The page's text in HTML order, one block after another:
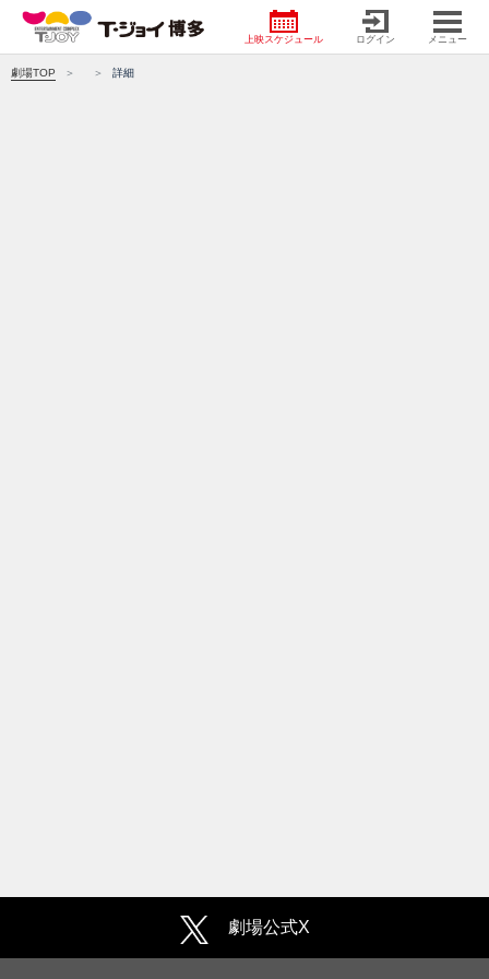
上映スケジュール ログイン メニュー
劇場TOP 詳細
劇場公式X